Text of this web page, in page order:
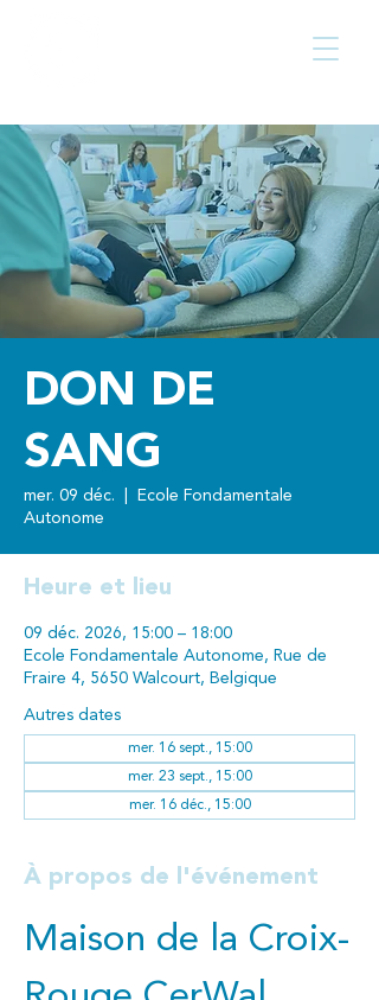
DON DE
SANG
mer. 09 déc.
Ecole Fondamentale
Autonome
Heure et lieu
09 déc. 2026, 15:00 – 18:00
Ecole Fondamentale Autonome, Rue de
Fraire 4, 5650 Walcourt, Belgique
Autres dates
mer. 16 sept., 15:00
mer. 23 sept., 15:00
mer. 16 déc., 15:00
À propos de l'événement
Maison de la Croix-